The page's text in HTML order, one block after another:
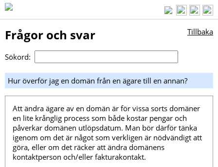
Frågor och svar Tillbaka
Sökord:
Hur överför jag en domän från en ägare till en annan?
Att ändra ägare av en domän är för vissa sorts domäner
en lite krånglig process som både kostar pengar och
påverkar domänen utlöpsdatum. Man bör därför tänka
igenom om det är något som verkligen är nödvändigt att
göra, eller om det räcker att ändra domänens
kontaktperson och/eller fakturakontakt.